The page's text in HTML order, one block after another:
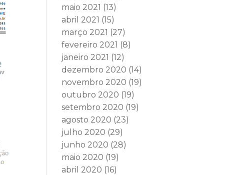
maio 2021 (13)
abril 2021 (15)
março 2021 (27)
fevereiro 2021 (8)
janeiro 2021 (12)
dezembro 2020 (14)
novembro 2020 (19)
outubro 2020 (19)
setembro 2020 (19)
agosto 2020 (23)
julho 2020 (29)
junho 2020 (28)
maio 2020 (19)
abril 2020 (16)